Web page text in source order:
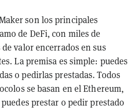
son los principales
de DeFi, con miles de
valor encerrados en sus
La premisa es simple: puedes
o pedirlas prestadas. Todos
se basan en el Ethereum,
prestar o pedir prestado